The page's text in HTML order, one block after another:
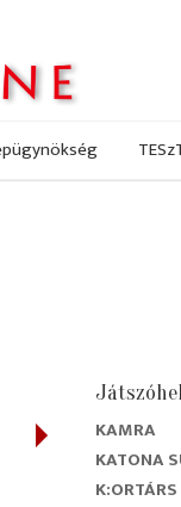
2019/2020
KAMRA
KATONA